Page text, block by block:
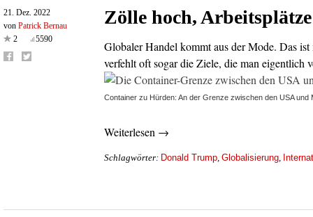
21. Dez. 2022
von Patrick Bernau
2
5590
Zölle hoch,
Globaler Handel kommt aus der Mode. Das ist
verfehlt oft sogar die Ziele, die man eigentlich
Container zu Hürden: An der Grenze zwischen den USA und
Weiterlesen →
Schlagwörter: Donald Trump, Globalisierung,